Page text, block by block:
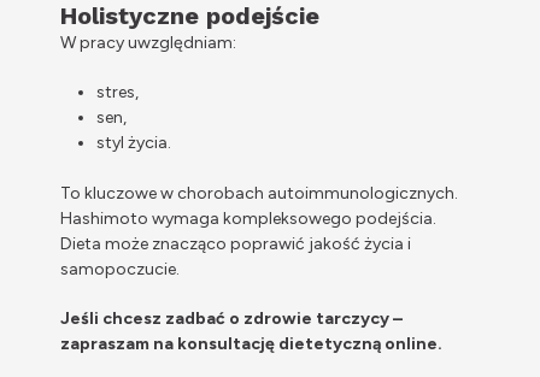
Holistyczne podejście
W pracy uwzględniam:
stres,
sen,
styl życia.
To kluczowe w chorobach autoimmunologicznych.
Hashimoto wymaga kompleksowego podejścia.
Dieta może znacząco poprawić jakość życia i
samopoczucie.
Jeśli chcesz zadbać o zdrowie tarczycy –
zapraszam na konsultację dietetyczną online.